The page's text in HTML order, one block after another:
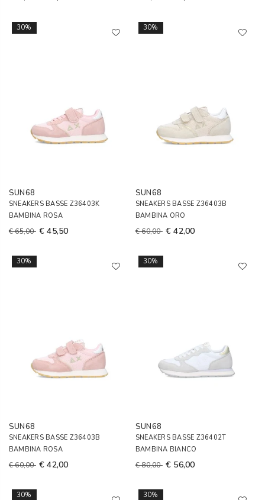
30%
SUN68
SNEAKERS BASSE Z36403K
BAMBINA ROSA
€ 65,00 € 45,50
30%
SUN68
SNEAKERS BASSE Z36403B
BAMBINA ORO
€ 60,00 € 42,00
30%
SUN68
SNEAKERS BASSE Z36403B
BAMBINA ROSA
€ 60,00 € 42,00
30%
SUN68
SNEAKERS BASSE Z36402T
BAMBINA BIANCO
€ 80,00 € 56,00
30% 30%